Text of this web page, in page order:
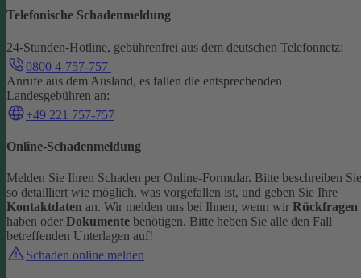
Telefonische Schadenmeldung
24-Stunden-Hotline, gebührenfrei aus dem deutschen Telefonnetz:
0800 4-757-757
Anrufe aus dem Ausland, es fallen die entsprechenden
Landesgebühren an:
+49 221 757-757
Online-Schadenmeldung
Melden Sie Ihren Schaden per Online-Formular. Bitte beschreiben Sie
so detailliert wie möglich, was vorgefallen ist, und geben Sie Ihre
Kontaktdaten an. Wir melden uns bei Ihnen, wenn wir Rückfragen
haben oder Dokumente benötigen. Bitte heben Sie alle den Fall
betreffenden Unterlagen auf!
Schaden online melden